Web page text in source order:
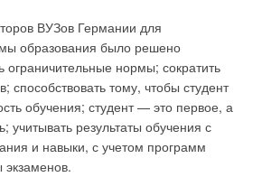
ВУЗов Германии для
образования было решено
нормы; сократить
способствовать тому, чтобы студент
обучения; студент — это первое, а
учитывать результаты обучения с
и навыки, с учетом программ
экзаменов.